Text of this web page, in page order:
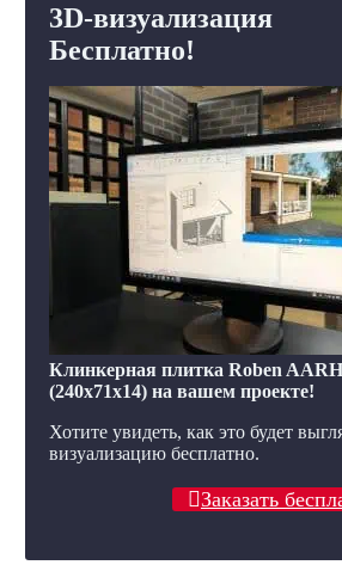
3D-визуализация
Бесплатно!
Клинкерная плитка Roben
(240x71x14) на вашем проекте!
Хотите увидеть, как это будет
визуализацию бесплатно.
Заказать